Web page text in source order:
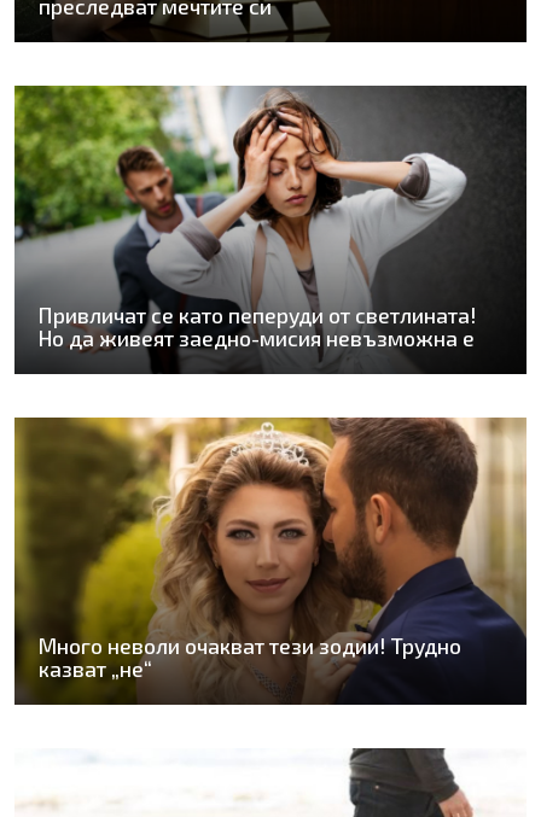
преследват мечтите си
Привличат се като пеперуди от светлината!
Но да живеят заедно-мисия невъзможна е
Много неволи очакват тези зодии! Трудно
казват „не“